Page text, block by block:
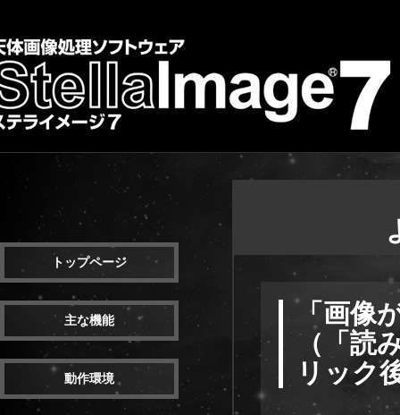
トップページ
主な機能
動作環境
「画像
（「読
リック